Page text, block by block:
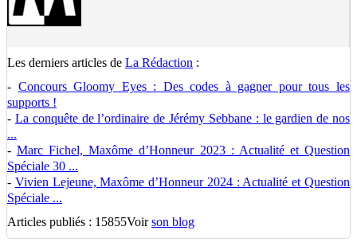
Les derniers articles de La Rédaction :
- Concours Gloomy Eyes : Des codes à gagner pour tous les
supports !
- La conquête de l’ordinaire de Jérémy Sebbane : le gardien de nos
...
-Marc Fichel, Maxôme d’Honneur 2023 : Actualité et Question
Spéciale 30 ...
- Vivien Lejeune, Maxôme d’Honneur 2024 : Actualité et Question
Spéciale ...
Articles publiés : 15855Voirson blog